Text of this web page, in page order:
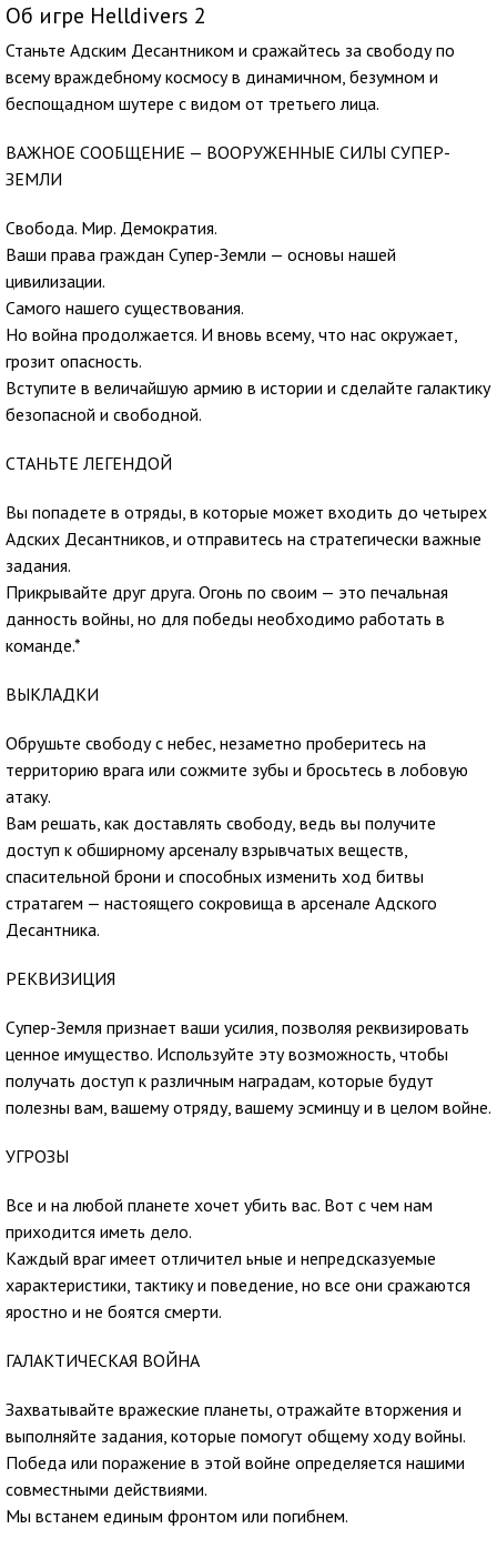
Об игре Helldivers 2
Станьте Адским Десантником и сражайтесь за свободу по
всему враждебному космосу в динамичном, безумном и
беспощадном шутере с видом от третьего лица.
ВАЖНОЕ СООБЩЕНИЕ — ВООРУЖЕННЫЕ СИЛЫ СУПЕР-
ЗЕМЛИ
Свобода. Мир. Демократия.
Ваши права граждан Супер-Земли — основы нашей
цивилизации.
Самого нашего существования.
Но война продолжается. И вновь всему, что нас окружает,
грозит опасность.
Вступите в величайшую армию в истории и сделайте галактику
безопасной и свободной.
СТАНЬТЕ ЛЕГЕНДОЙ
Вы попадете в отряды, в которые может входить до четырех
Адских Десантников, и отправитесь на стратегически важные
задания.
Прикрывайте друг друга. Огонь по своим — это печальная
данность войны, но для победы необходимо работать в
команде.*
ВЫКЛАДКИ
Обрушьте свободу с небес, незаметно проберитесь на
территорию врага или сожмите зубы и бросьтесь в лобовую
атаку.
Вам решать, как доставлять свободу, ведь вы получите
доступ к обширному арсеналу взрывчатых веществ,
спасительной брони и способных изменить ход битвы
стратагем — настоящего сокровища в арсенале Адского
Десантника.
РЕКВИЗИЦИЯ
Супер-Земля признает ваши усилия, позволяя реквизировать
ценное имущество. Используйте эту возможность, чтобы
получать доступ к различным наградам, которые будут
полезны вам, вашему отряду, вашему эсминцу и в целом войне.
УГРОЗЫ
Все и на любой планете хочет убить вас. Вот с чем нам
приходится иметь дело.
Каждый враг имеет отличител ьные и непредсказуемые
характеристики, тактику и поведение, но все они сражаются
яростно и не боятся смерти.
ГАЛАКТИЧЕСКАЯ ВОЙНА
Захватывайте вражеские планеты, отражайте вторжения и
выполняйте задания, которые помогут общему ходу войны.
Победа или поражение в этой войне определяется нашими
совместными действиями.
Мы встанем единым фронтом или погибнем.